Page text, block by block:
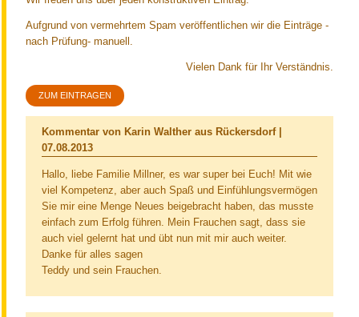
Aufgrund von vermehrtem Spam veröffentlichen wir die Einträge -
nach Prüfung- manuell.
Vielen Dank für Ihr Verständnis.
ZUM EINTRAGEN
Kommentar von Karin Walther aus Rückersdorf |
07.08.2013
Hallo, liebe Familie Millner, es war super bei Euch! Mit wie
viel Kompetenz, aber auch Spaß und Einfühlungsvermögen
Sie mir eine Menge Neues beigebracht haben, das musste
einfach zum Erfolg führen. Mein Frauchen sagt, dass sie
auch viel gelernt hat und übt nun mit mir auch weiter.
Danke für alles sagen
Teddy und sein Frauchen.